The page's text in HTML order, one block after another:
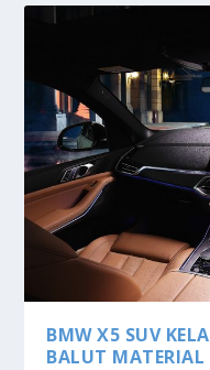
BMW X5 SUV
BALUT MATERIAL